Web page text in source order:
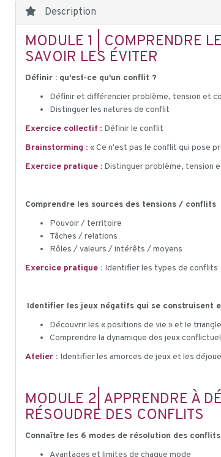
Description
MODULE 1 | COMPRENDRE
SAVOIR LES ÉVITER
Définir : qu'est-ce qu'un conflit ?
Définir et différencier problème, tension et
Distinguer les natures de conflit
Exercice collectif : Définir le conflit
Brainstorming : « Ce n'est pas le conflit qui pose
Exercice pratique : Distinguer problème, tension
Comprendre les sources des tensions / conflits
Pouvoir / territoire
Tâches / relations
Rôles / valeurs / intérêts / moyens
Exercice pratique : Identifier les types de conflits
Identifier les jeux négatifs qui se construisent
Découvrir les « positions de vie » et le
Comprendre la dynamique des jeux
Atelier : Identifier les amorces de jeux et les
MODULE 2| APPRENDRE À
RÉSOUDRE DES CONFLITS
Connaître les 6 modes de résolution des